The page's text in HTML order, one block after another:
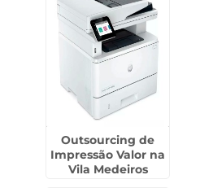
Outsourcing de
Impressão Valor na
Vila Medeiros